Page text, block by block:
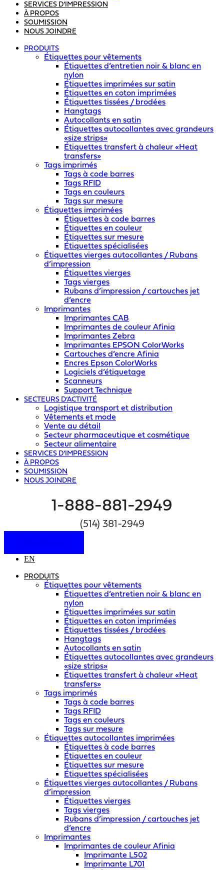
SERVICES D’IMPRESSION
À PROPOS
SOUMISSION
NOUS JOINDRE
PRODUITS
Étiquettes pour vêtements
Étiquettes d’entretien noir & blanc en
nylon
Étiquettes imprimées sur satin
Étiquettes en coton imprimées
Étiquettes tissées / brodées
Hangtags
Autocollants en satin
Étiquettes autocollantes avec grandeurs
«size strips»
Étiquettes transfert à chaleur «Heat
transfers»
Tags imprimés
Tags à code barres
Tags RFID
Tags en couleurs
Tags sur mesure
Étiquettes imprimées
Étiquettes à code barres
Étiquettes en couleur
Étiquettes sur mesure
Étiquettes spécialisées
Étiquettes vierges autocollantes / Rubans
d’impression
Étiquettes vierges
Tags vierges
Rubans d’impression / cartouches jet
d’encre
Imprimantes
Imprimantes CAB
Imprimantes de couleur Afinia
Imprimantes Zebra
Imprimantes EPSON ColorWorks
Cartouches d’encre Afinia
Encres Epson ColorWorks
Logiciels d’étiquetage
Scanneurs
Support Technique
SECTEURS D’ACTIVITÉ
Logistique transport et distribution
Vêtements et mode
Vente au détail
Secteur pharmaceutique et cosmétique
Secteur alimentaire
SERVICES D’IMPRESSION
À PROPOS
SOUMISSION
NOUS JOINDRE
1-888-881-2949
(514) 381-2949
EN
PRODUITS
Étiquettes pour vêtements
Étiquettes d’entretien noir & blanc en
nylon
Étiquettes imprimées sur satin
Étiquettes en coton imprimées
Étiquettes tissées / brodées
Hangtags
Autocollants en satin
Étiquettes autocollantes avec grandeurs
«size strips»
Étiquettes transfert à chaleur «Heat
transfers»
Tags imprimés
Tags à code barres
Tags RFID
Tags en couleurs
Tags sur mesure
Étiquettes autocollantes imprimées
Étiquettes à code barres
Étiquettes en couleur
Étiquettes sur mesure
Étiquettes spécialisées
Étiquettes vierges autocollantes / Rubans
d’impression
Étiquettes vierges
Tags vierges
Rubans d’impression / cartouches jet
d’encre
Imprimantes
Imprimantes de couleur Afinia
Imprimante L502
Imprimante L701